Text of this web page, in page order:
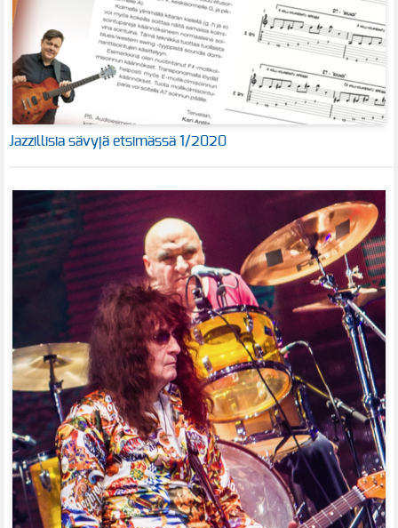
Jazzillisia sävyjä etsimässä 1/2020